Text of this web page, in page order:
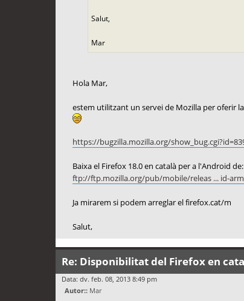
Salut,
Mar
Hola Mar,
estem utilitzant un servei de Mozilla per oferir
https://bugzilla.mozilla.org/
Baixa el Firefox 18.0 en català per a l'Android de:
ftp://ftp.mozilla.org/pub/mobile/releas ... id-
Ja mirarem si podem arreglar el firefox.cat/m
Salut,
Re: Disponibilitat del Firefox en
Data: dv. feb. 08, 2013 8:49 pm
Autor:: Mar